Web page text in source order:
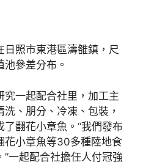
照市東港區濤雒鎮，尺
參差分布。
究一起配合社里，加工主
、朋分、冷凍、包裝，
翻花小章魚。“我們發布
花小章魚等30多種陸地食
”一起配合社擔任人付冠強